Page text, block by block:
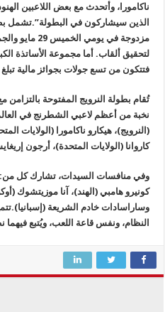
ناكامورا، وأتحدث مع بعض اللاعبين
الذين سيشاركون في البطولة”.تشمل
لتحقيق ألقاب. أما مجموعة الأساتذة
فتتكون من تسع جولات بجوائز مالية تبلغ 13,000
تُقام بطولة النرويج المفتوحة بالتزامن
نخبة من أعظم لاعبي الشطرنج في
(النرويج)، هيكارو ناكامورا (الولايات
كاروانا (الولايات المتحدة)، أرجون
وفي منافسات السيدات، تشارك كل من:
كونيرو هامبي (الهند)، آنا موزيتشوك
وساراسادات خادم الشريعة
النظام، ونفس قاعة اللعب، ويُتبع فيهما نظام